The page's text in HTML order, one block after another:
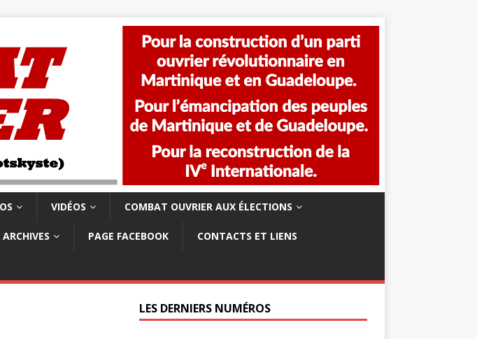
VIDÉOS COMBAT OUVRIER AUX ÉLECTIONS
ARCHIVES PAGE FACEBOOK CONTACTS ET LIENS
LES DERNIERS NUMÉROS